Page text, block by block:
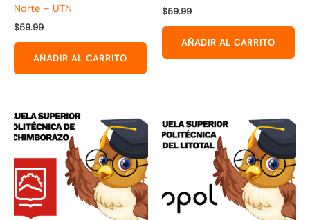
Norte – UTN
$59.99
AÑADIR AL CARRITO
$59.99
AÑADIR AL CARRITO